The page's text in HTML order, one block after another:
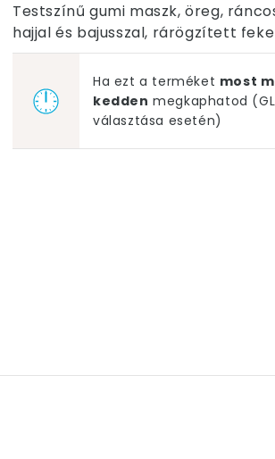
Testszínű gumi maszk, öreg,
hajjal és bajusszal, rárögzített
Ha ezt a terméket most
kedden megkaphatod
választása esetén)